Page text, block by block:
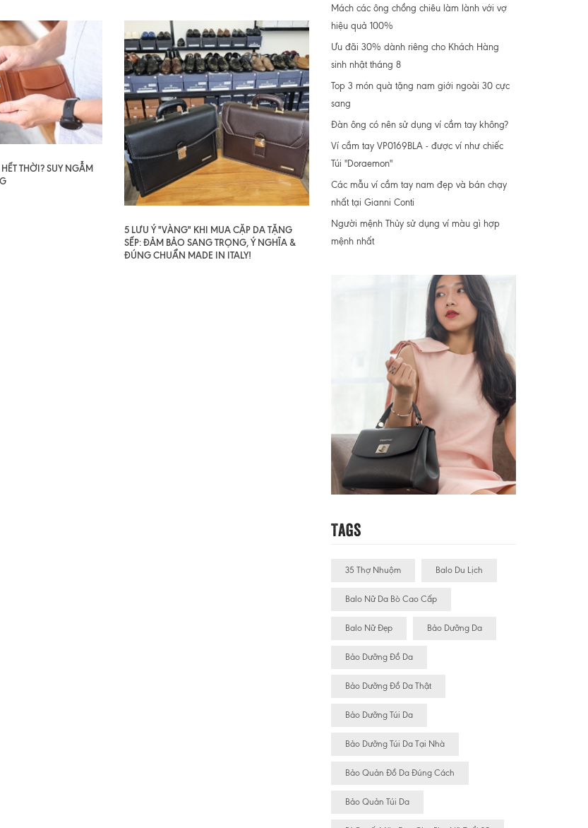
THỜI? SUY NGẪM
5 LƯU Ý "VÀNG" KHI MUA CẶP DA TẶNG
SẾP: ĐẢM BẢO SANG TRỌNG, Ý NGHĨA &
ĐÚNG CHUẨN MADE IN ITALY!
Mách các ông chồng chiêu làm lành với vợ
hiệu quả 100%
Ưu đãi 30% dành riêng cho Khách Hàng
sinh nhật tháng 8
Top 3 món quà tặng nam giới ngoài 30 cực
sang
Đàn ông có nên sử dụng ví cầm tay không?
Ví cầm tay VP0169BLA - được ví như chiếc
Túi "Doraemon"
Các mẫu ví cầm tay nam đẹp và bán chạy
nhất tại Gianni Conti
Người mệnh Thủy sử dụng ví màu gì hợp
mệnh nhất
Tags
35 Thợ Nhuộm Balo Du Lịch
Balo Nữ Da Bò Cao Cấp
Balo Nữ Đẹp Bảo Dưỡng Da
Bảo Dưỡng Đồ Da
Bảo Dưỡng Đồ Da Thật
Bảo Dưỡng Túi Da
Bảo Dưỡng Túi Da Tại Nhà
Bảo Quản Đồ Da Đúng Cách
Bảo Quản Túi Da